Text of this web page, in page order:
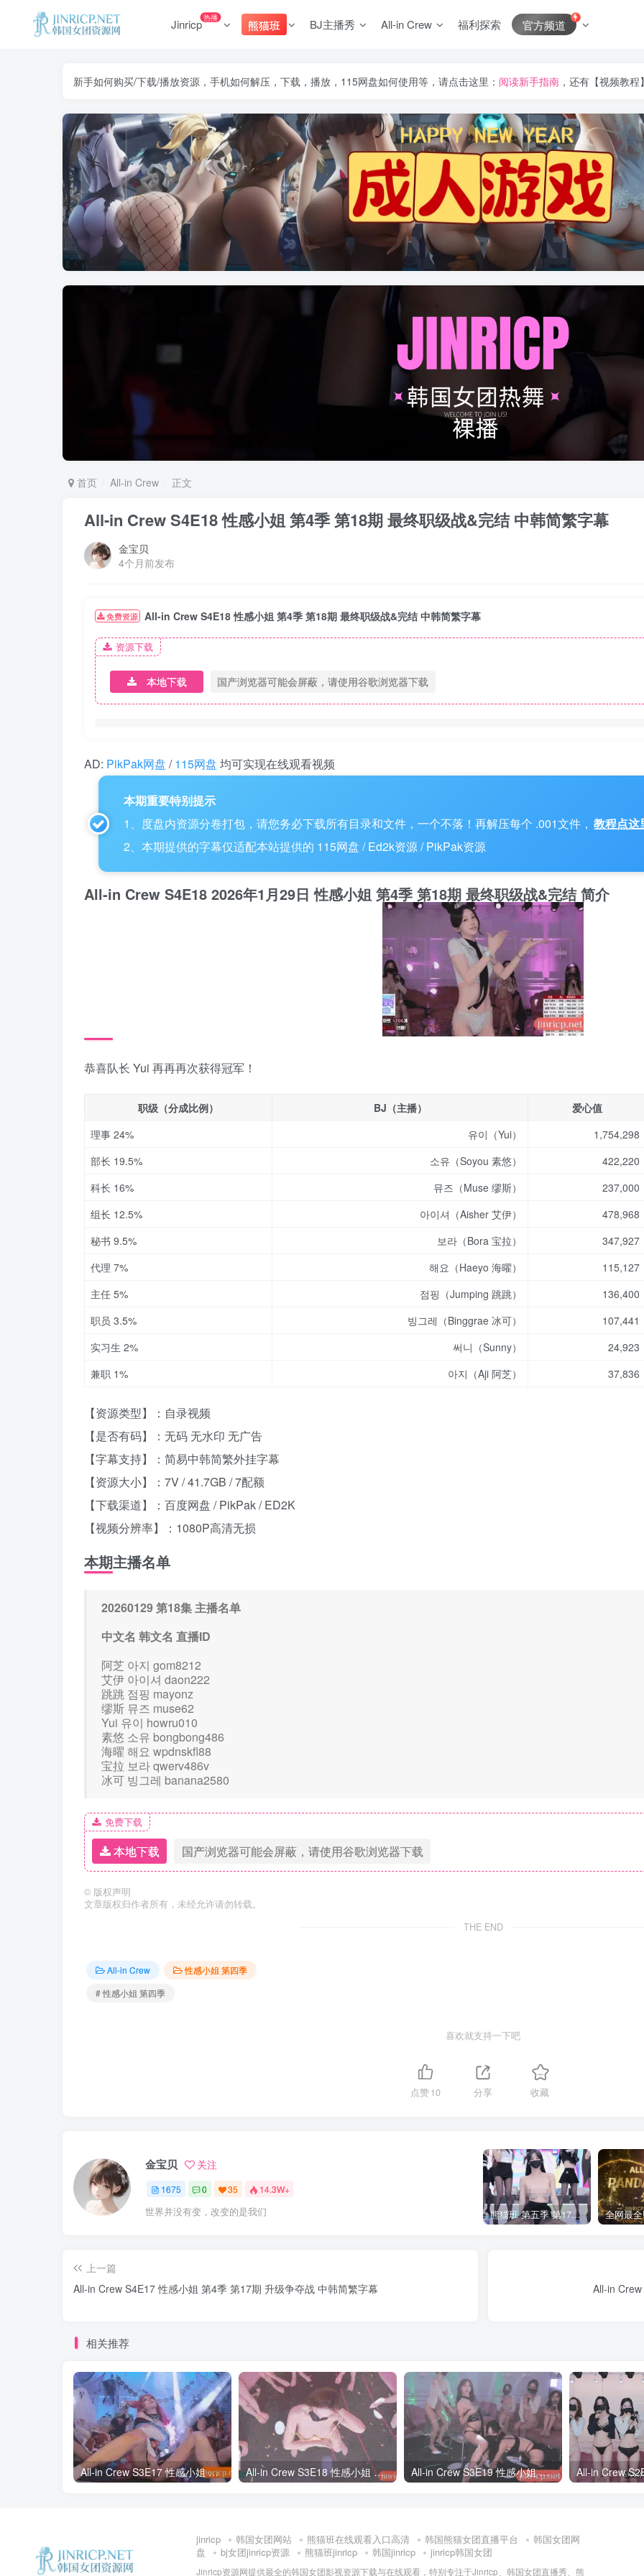
Jinricp热播
熊猫班 BJ主播秀 All-in Crew 福利探索 官方频道
新手如何购买/下载/播放资源，手机如何解压，下载，播放，115网盘如何使用等，请点击这里： 阅读新手指南 ，还有【视频教
首页 All-in Crew 正文
All-in Crew S4E18 性感小姐 第4季 第18期 最终职级战&完结 中韩简繁字幕
金宝贝
4个月前发布
免费资源 All-in Crew S4E18 性感小姐 第4季 第18期 最终职级战&完结 中韩简繁字幕
资源下载
本地下载 国产浏览器可能会屏蔽，请使用谷歌浏览器下载
AD: PikPak网盘 /115网盘 均可实现在线观看视频
本期重要特别提示
1、度盘内资源分卷打包，请您务必下载所有目录和文件，一个不落！再解压每个 .001文件， 教程点这
2、本期提供的字幕仅适配本站提供的 115网盘 / Ed2k资源 / PikPak资源
All-in Crew S4E18 2026年1月29日 性感小姐 第4季 第18期 最终职级战&完结 简介
恭喜队长 Yui 再再再次获得冠军！
职级（分成比例） BJ（主播）
爱心值
理事 24%
유이（Yui）
1,754,298
部长 19.5%
소유（Soyou 素悠）
422,220
科长 16%
뮤즈（Muse 缪斯）
237,000
组长 12.5%
아이셔（Aisher 艾伊）
478,968
秘书 9.5%
보라（Bora 宝拉）
347,927
代理 7%
해요（Haeyo 海曜）
115,127
主任 5%
점핑（Jumping 跳跳）
136,400
职员 3.5%
빙그레（Binggrae 冰可）
107,441
实习生 2%
써니（Sunny）
24,923
兼职 1%
아지（Aji 阿芝） 37,836
【资源类型】：自录视频
【是否有码】：无码 无水印 无广告
【字幕支持】：简易中韩简繁外挂字幕
【资源大小】：7V / 41.7GB / 7配额
【下载渠道】：百度网盘 / PikPak / ED2K
【视频分辨率】：1080P高清无损
本期主播名单
20260129 第18集 主播名单
中文名 韩文名 直播ID
阿芝 아지 gom8212
艾伊 아이셔 daon222
跳跳 점핑 mayonz
缪斯 뮤즈 muse62
Yui 유이 howru010
素悠 소유 bongbong486
海曜 해요 wpdnskfl88
宝拉 보라 qwerv486v
冰可 빙그레 banana2580
免费下载
本地下载 国产浏览器可能会屏蔽，请使用谷歌浏览器下载
© 版权声明
文章版权归作者所有，未经允许请勿转载。
THE END
All-in Crew
性感小姐 第四季
# 性感小姐 第四季
喜欢就支持一下吧
点赞10 分享 收藏
金宝贝 关注
1675 0 35 14.3W+
世界并没有变，改变的是我们 熊猫班 第五季 第17期 最终职级赛&完结
上一篇
All-in Crew S4E17 性感小姐 第4季 第17期 升级争夺战 中韩简繁字幕
All-in
相关推荐
All-in Crew S3E17 性感小姐 第3季 第17期 终极Cosplay大对决 中韩简繁字幕 All-in Crew S3E18 性感小姐 第3季 第18期 多巴胺日 中韩简繁字幕 All-in Crew S3E19 性感小姐 第3季 第19期 完结撒花 中韩简繁字幕
jinricp 韩国女团网站 熊猫班在线观看入口高清 韩国熊猫女团直播平台
韩国女团网
盘
bj女团jinricp资源 熊猫班jinricp 韩国jinricp jinricp韩国女团
Jinricp资源网提供最全的韩国女团影视资源下载与在线观看，特别专注于Jinricp、韩国女团直播秀、熊